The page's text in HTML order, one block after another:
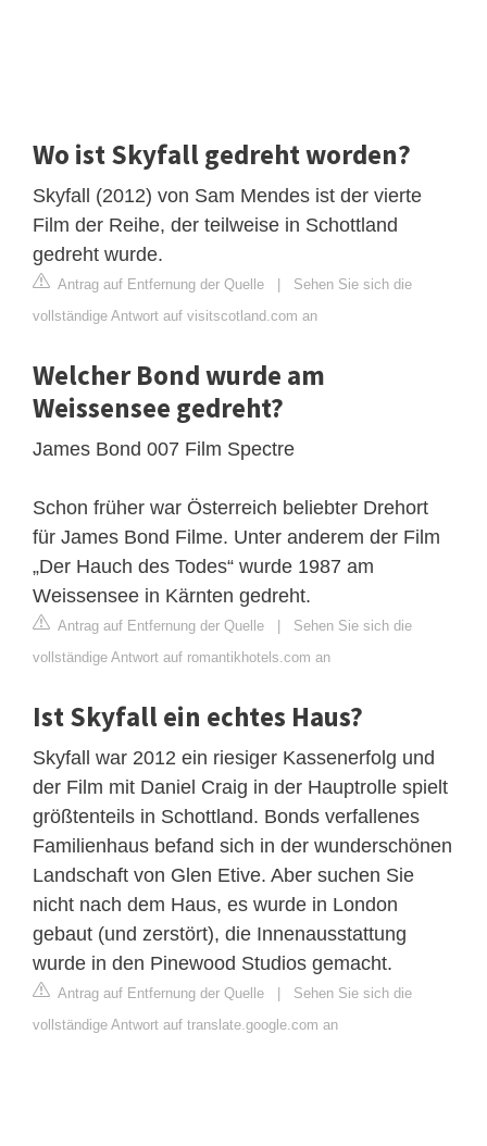
Wo ist Skyfall gedreht worden?
Skyfall (2012) von Sam Mendes ist der vierte
Film der Reihe, der teilweise in Schottland
gedreht wurde.
Antrag auf Entfernung der Quelle | Sehen Sie sich die
vollständige Antwort auf visitscotland.com an
Welcher Bond wurde am
Weissensee gedreht?
James Bond 007 Film Spectre
Schon früher war Österreich beliebter Drehort
für James Bond Filme. Unter anderem der Film
„Der Hauch des Todes“ wurde 1987 am
Weissensee in Kärnten gedreht.
Antrag auf Entfernung der Quelle | Sehen Sie sich die
vollständige Antwort auf romantikhotels.com an
Ist Skyfall ein echtes Haus?
Skyfall war 2012 ein riesiger Kassenerfolg und
der Film mit Daniel Craig in der Hauptrolle spielt
größtenteils in Schottland. Bonds verfallenes
Familienhaus befand sich in der wunderschönen
Landschaft von Glen Etive. Aber suchen Sie
nicht nach dem Haus, es wurde in London
gebaut (und zerstört), die Innenausstattung
wurde in den Pinewood Studios gemacht.
Antrag auf Entfernung der Quelle | Sehen Sie sich die
vollständige Antwort auf translate.google.com an